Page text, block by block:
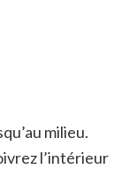
milieu.
l’intérieur